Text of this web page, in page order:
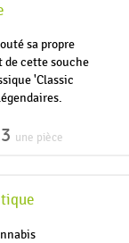
sa propre
de cette souche
'Classic
une pièce